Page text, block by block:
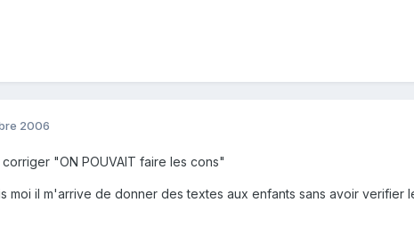
2006
"ON POUVAIT faire les cons"
moi il m'arrive de donner des textes aux enfants sans avoir